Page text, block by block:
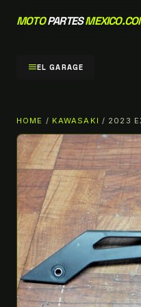
MOTOPARTES
menuEL GARAGE
HOME / KAWASAKI / 2023